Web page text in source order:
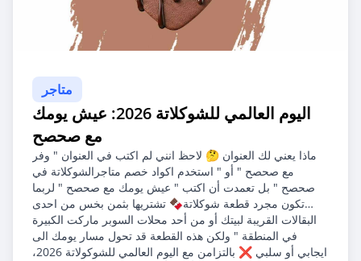
متاجر
اليوم العالمي للشوكلاتة 2026: عيش يومك
مع صحصح
ماذا يعني لك العنوان 🤔 لاحظ انني لم اكتب في العنوان " وفر
مع صحصح " أو " استخدم اكواد خصم متاجرالشوكلاتة في
صحصح " بل تعمدت أن اكتب " عيش يومك مع صحصح " لربما
تكون مجرد قطعة شوكلاتة🍫 تشتريها بثمن بخس من احدى
البقالات القريبة لبيتك أو من أحد محلات السوبر ماركت الكبيرة
في المنطقة " ولكن هذه القطعة قد تحول مسار يومك الى
ايجابي أو سلبي ❌ بالتزامن مع اليوم العالمي للشوكولاتة 2026،